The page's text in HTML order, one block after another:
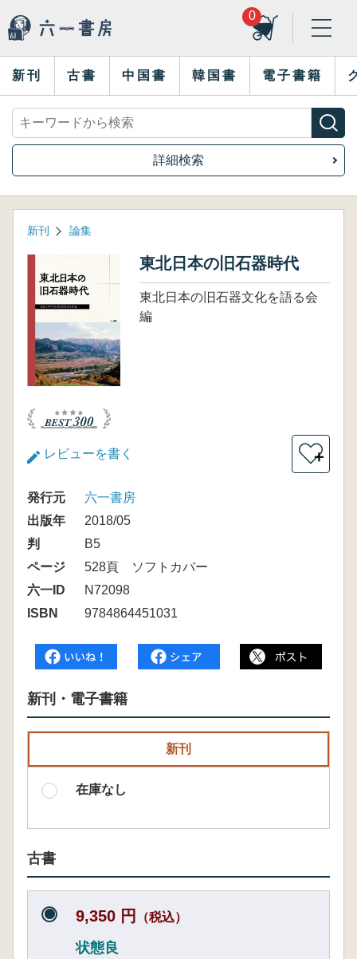
0
新刊 古書 中国書 韓国書 電子書籍
詳細検索
新刊 論集
東北日本の旧石器時代
東北日本の旧石器文化を語る会
編
レビューを書く ＋
発行元
六一書房
出版年
2018/05
判
B5
ページ
528頁 ソフトカバー
六一ID
N72098
ISBN
9784864451031
新刊・電子書籍
新刊
在庫なし
古書
9,350 円 （税込）
状態良